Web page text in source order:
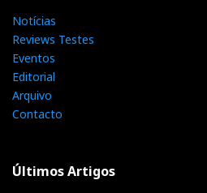
Notícias
Reviews Testes
Eventos
Editorial
Arquivo
Contacto
Últimos Artigos